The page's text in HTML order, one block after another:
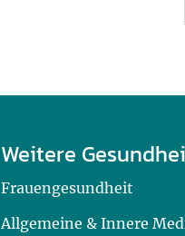
Weitere
Frauengesundheit
Allgemeine & Innere